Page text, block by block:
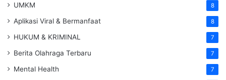
UMKM 8
Aplikasi Viral & Bermanfaat 8
HUKUM & KRIMINAL 7
Berita Olahraga Terbaru 7
Mental Health 7